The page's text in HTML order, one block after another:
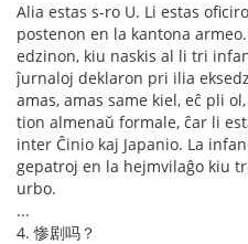
Alia estas s-ro U. Li estas
postenon en la kantona
edzinon, kiu naskis al li tri
ĵurnaloj deklaron pri ilia
amas, amas same kiel, eĉ pli
tion almenaŭ formale, ĉar li
inter Ĉinio kaj Japanio. La
gepatroj en la hejmvilaĝo kiu
urbo.
...
4. 惨剧吗？